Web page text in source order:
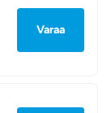
Varaa